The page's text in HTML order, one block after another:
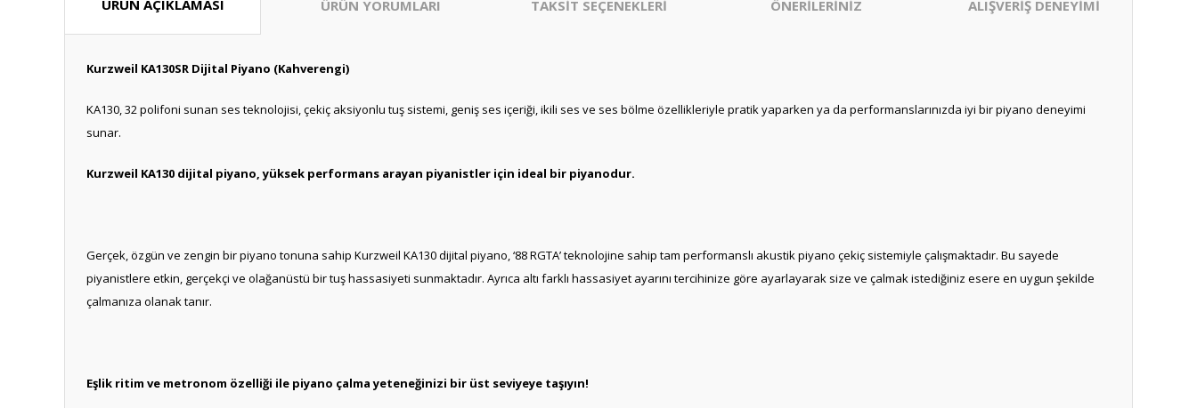
ÜRÜN AÇIKLAMASI ÜRÜN YORUMLARI TAKSİT SEÇENEKLERİ ÖNERİLERİNİZ ALIŞVERİŞ DENEYİMİ
Kurzweil KA130SR Dijital Piyano (Kahverengi)
KA130, 32 polifoni sunan ses teknolojisi, çekiç aksiyonlu tuş sistemi, geniş ses içeriği, ikili ses ve ses bölme özellikleriyle pratik yaparken ya da performanslarınızda iyi bir piyano deneyimi
sunar.
Kurzweil KA130 dijital piyano, yüksek performans arayan piyanistler için ideal bir piyanodur.
Gerçek, özgün ve zengin bir piyano tonuna sahip Kurzweil KA130 dijital piyano, ‘88 RGTA’ teknolojine sahip tam performanslı akustik piyano çekiç sistemiyle çalışmaktadır. Bu sayede
piyanistlere etkin, gerçekçi ve olağanüstü bir tuş hassasiyeti sunmaktadır. Ayrıca altı farklı hassasiyet ayarını tercihinize göre ayarlayarak size ve çalmak istediğiniz esere en uygun şekilde
çalmanıza olanak tanır.
Eşlik ritim ve metronom özelliği ile piyano çalma yeteneğinizi bir üst seviyeye taşıyın!